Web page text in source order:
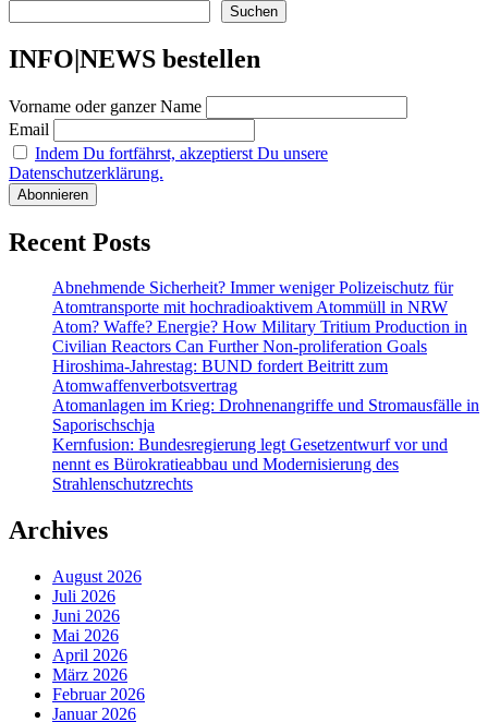
Suchen
INFO|NEWS bestellen
Vorname oder ganzer Name
Email
Indem Du fortfährst, akzeptierst Du unsere
Datenschutzerklärung.
Recent Posts
Abnehmende Sicherheit? Immer weniger Polizeischutz für
Atomtransporte mit hochradioaktivem Atommüll in NRW
Atom? Waffe? Energie? How Military Tritium Production in
Civilian Reactors Can Further Non-proliferation Goals
Hiroshima-Jahrestag: BUND fordert Beitritt zum
Atomwaffenverbotsvertrag
Atomanlagen im Krieg: Drohnenangriffe und Stromausfälle in
Saporischschja
Kernfusion: Bundesregierung legt Gesetzentwurf vor und
nennt es Bürokratieabbau und Modernisierung des
Strahlenschutzrechts
Archives
August 2026
Juli 2026
Juni 2026
Mai 2026
April 2026
März 2026
Februar 2026
Januar 2026